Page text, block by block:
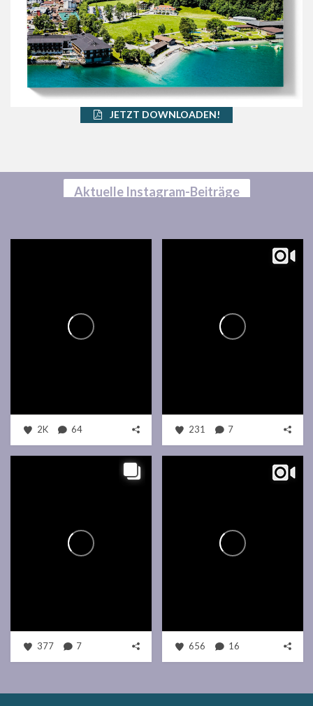
JETZT DOWNLOADEN!
Aktuelle Instagram-Beiträge
2K 64 231 7
377 7 656 16